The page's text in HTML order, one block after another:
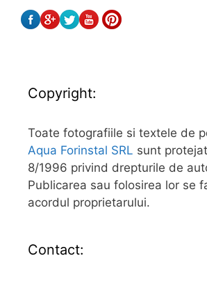
Copyright:
Toate fotografiile si textele de
Aqua Forinstal SRL sunt
8/1996 privind drepturile de
Publicarea sau folosirea lor se
acordul proprietarului.
Contact: